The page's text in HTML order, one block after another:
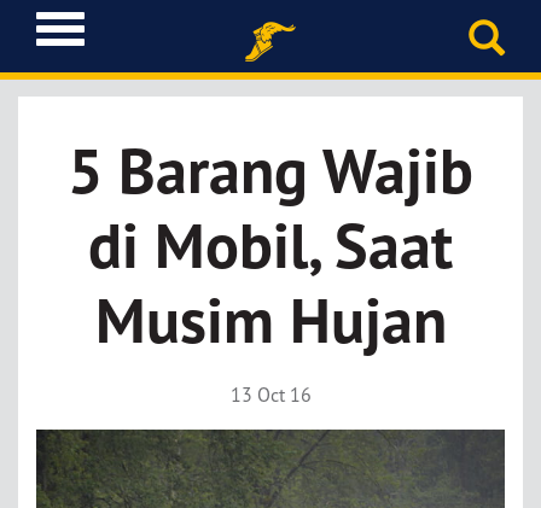
T
o
g
g
5 Barang Wajib
di Mobil, Saat
Musim Hujan
13 Oct 16